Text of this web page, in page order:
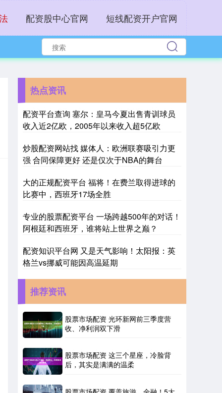
配资股中心官网 短线配资开户官网
热点资讯
配资平台查询 塞尔：皇马今夏出售青训球员
收入近2亿欧，2005年以来收入超5亿欧
炒股配资网站找 媒体人：欧洲联赛吸引力更
强 合同保障更好 还是仅次于NBA的舞台
大的正规配资平台 福将！在费兰取得进球的
比赛中，西班牙17场全胜
专业的股票配资平台 一场跨越500年的对话！
阿根廷和西班牙，谁将站上世界之巅？
配资知识平台网 又是天气影响！太阳报：英
格兰vs挪威可能因高温延期
推荐资讯
股票市场配资 光环新网前三季度营
收、净利润双下滑
股票市场配资 这三个星座，冷脸背
后，其实是满满的温柔